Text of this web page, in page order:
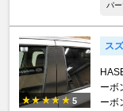
パ
5
ス
ーボ
ーボ